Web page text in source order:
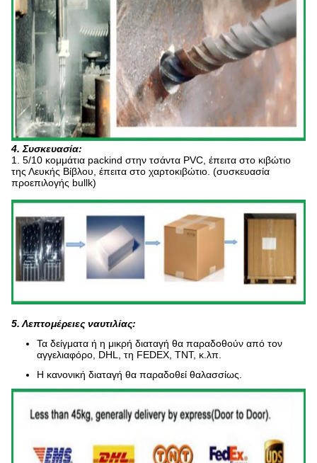
4. Συσκευασία:
1. 5/10 κομμάτια packind στην τσάντα PVC, έπειτα στο κιβώτιο
της Λευκής Βίβλου, έπειτα στο χαρτοκιβώτιο. (συσκευασία
προεπιλογής bullk)
5. Λεπτομέρειες ναυτιλίας:
Τα δείγματα ή η μικρή διαταγή θα παραδοθούν από τον
αγγελιαφόρο, DHL, τη FEDEX, TNT, κ.λπ.
Η κανονική διαταγή θα παραδοθεί θαλασσίως.